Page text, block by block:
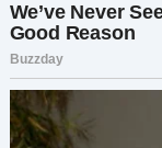
вдруг стали
В ту ночь я не
голове одна
подскочила.